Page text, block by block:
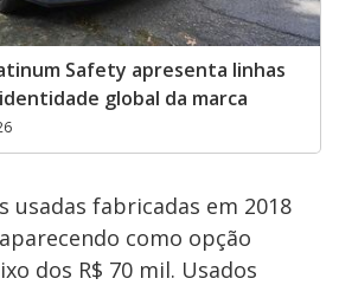
Safety apresenta linhas
global da marca
usadas fabricadas em 2018
como opção
dos R$ 70 mil. Usados